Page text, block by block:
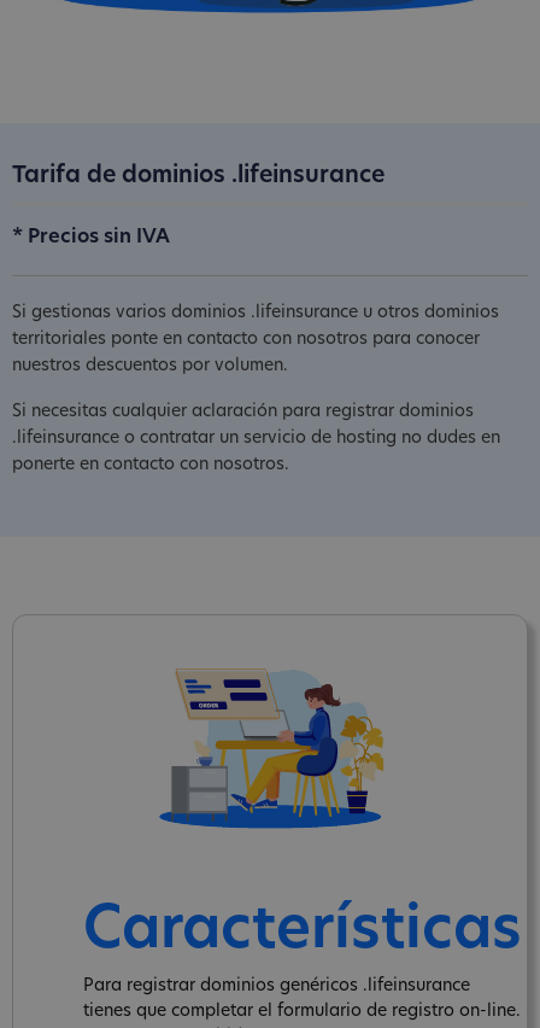
Tarifa de dominios .lifeinsurance
* Precios sin IVA
Si gestionas varios dominios .lifeinsurance u otros dominios
territoriales ponte en contacto con nosotros para conocer
nuestros descuentos por volumen.
Si necesitas cualquier aclaración para registrar dominios
.lifeinsurance o contratar un servicio de hosting no dudes en
ponerte en contacto con nosotros.
Características
Para registrar dominios genéricos .lifeinsurance
tienes que completar el formulario de registro on-line.